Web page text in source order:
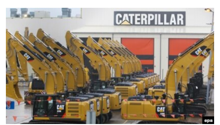
Вернутся
поиску
КАВКАЗ.РЕАЛИИ
СЕВЕР.РЕАЛИИ
СИБИРЬ.РЕАЛИИ
РАСПИСАНИЕ ВЕЩАНИЯ
ПОДПИШИТЕСЬ НА РАССЫЛКУ
СОЦИАЛЬНЫЕ СЕТИ